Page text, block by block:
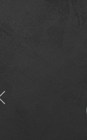
Previous